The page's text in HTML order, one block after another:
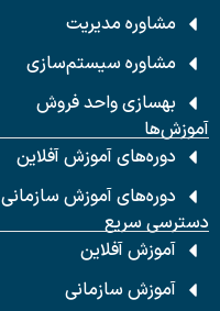
مشاوره مدیریت
مشاوره سیستم‌سازی
بهسازی واحد فروش
آموزش‌ها
دوره‌های آموزش آفلاین
دوره‌های آموزش سازمانی
دسترسی سریع
آموزش آفلاین
آموزش سازمانی